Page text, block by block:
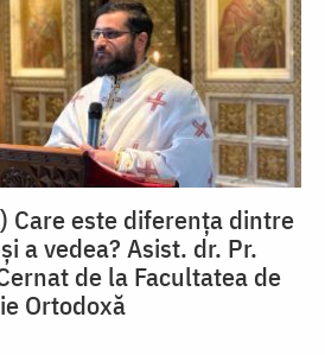
Care este diferența dintre
a vedea? Asist. dr. Pr.
de la Facultatea de
Ortodoxă